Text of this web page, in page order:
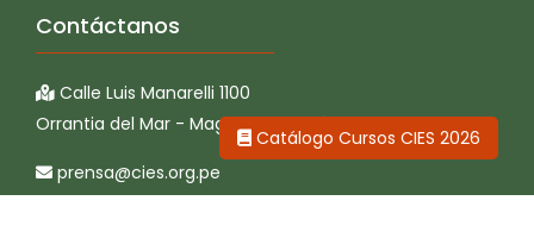
Contáctanos
Calle Luis Manarelli 1100
Orrantia del Mar - Magdalena, Perú
prensa@cies.org.pe
Catálogo Cursos CIES 2026